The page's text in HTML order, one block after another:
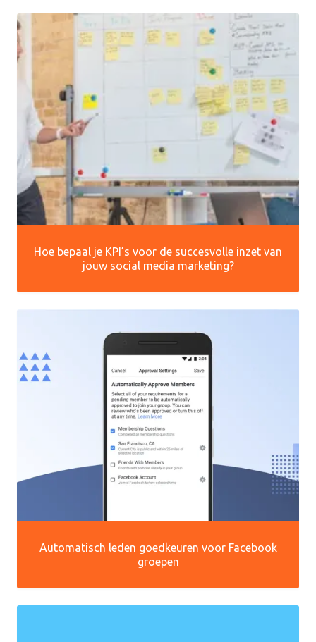
Hoe bepaal je KPI’s voor de succesvolle inzet van
jouw social media marketing?
Automatisch leden goedkeuren voor Facebook
groepen